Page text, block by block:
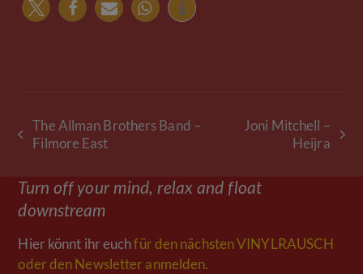
vorheriger
The Allman Brothers Band –
Filmore East
Joni Mitchell –
Heijra
Turn off your mind, relax and float
downstream
Hier könnt ihr euchfür den nächsten VINYLRAUSCH
oder den Newsletter anmelden.